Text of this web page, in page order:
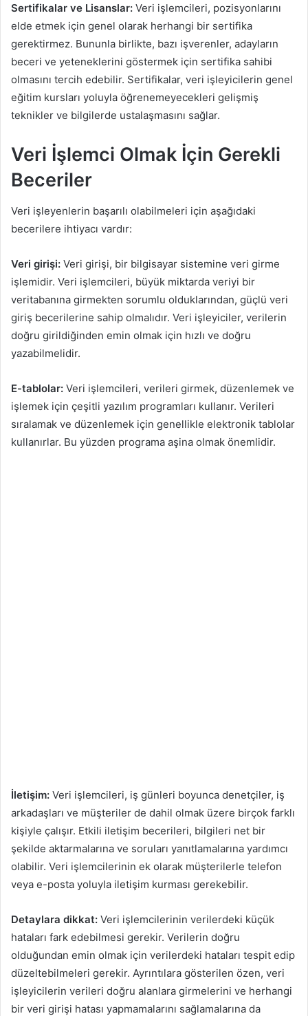
Sertifikalar ve Lisanslar: Veri işlemcileri, pozisyonlarını
elde etmek için genel olarak herhangi bir sertifika
gerektirmez. Bununla birlikte, bazı işverenler, adayların
beceri ve yeteneklerini göstermek için sertifika sahibi
olmasını tercih edebilir. Sertifikalar, veri işleyicilerin genel
eğitim kursları yoluyla öğrenemeyecekleri gelişmiş
teknikler ve bilgilerde ustalaşmasını sağlar.
Veri İşlemci Olmak İçin Gerekli
Beceriler
Veri işleyenlerin başarılı olabilmeleri için aşağıdaki
becerilere ihtiyacı vardır:
Veri girişi: Veri girişi, bir bilgisayar sistemine veri girme
işlemidir. Veri işlemcileri, büyük miktarda veriyi bir
veritabanına girmekten sorumlu olduklarından, güçlü veri
giriş becerilerine sahip olmalıdır. Veri işleyiciler, verilerin
doğru girildiğinden emin olmak için hızlı ve doğru
yazabilmelidir.
E-tablolar: Veri işlemcileri, verileri girmek, düzenlemek ve
işlemek için çeşitli yazılım programları kullanır. Verileri
sıralamak ve düzenlemek için genellikle elektronik tablolar
kullanırlar. Bu yüzden programa aşina olmak önemlidir.
İletişim: Veri işlemcileri, iş günleri boyunca denetçiler, iş
arkadaşları ve müşteriler de dahil olmak üzere birçok farklı
kişiyle çalışır. Etkili iletişim becerileri, bilgileri net bir
şekilde aktarmalarına ve soruları yanıtlamalarına yardımcı
olabilir. Veri işlemcilerinin ek olarak müşterilerle telefon
veya e-posta yoluyla iletişim kurması gerekebilir.
Detaylara dikkat: Veri işlemcilerinin verilerdeki küçük
hataları fark edebilmesi gerekir. Verilerin doğru
olduğundan emin olmak için verilerdeki hataları tespit edip
düzeltebilmeleri gerekir. Ayrıntılara gösterilen özen, veri
işleyicilerin verileri doğru alanlara girmelerini ve herhangi
bir veri girişi hatası yapmamalarını sağlamalarına da